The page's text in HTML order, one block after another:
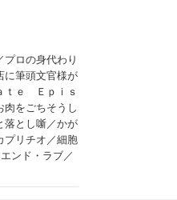
ロの身代わり
に筆頭文官様が
ｔｅ Ｅｐｉｓ
をごちそうし
とし噺／かが
リチオ／細胞
ンド・ラブ／